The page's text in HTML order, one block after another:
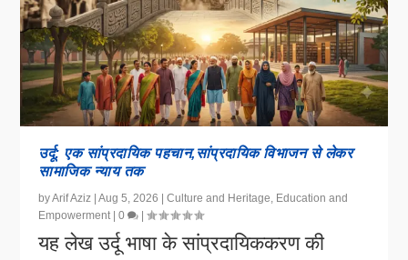
वंदे मातरम विरोध: पसमांदा को मुख्यधारा से काटने की...
उर्दू: एक सांप्रदायिक पहचान,सांप्रदायिक विभाजन से लेकर
सामाजिक न्याय तक
byArif Aziz |Aug 5, 2026 |Culture and Heritage, Education and
Empowerment|0 |
यह लेख उर्दू भाषा के सांप्रदायिककरण की